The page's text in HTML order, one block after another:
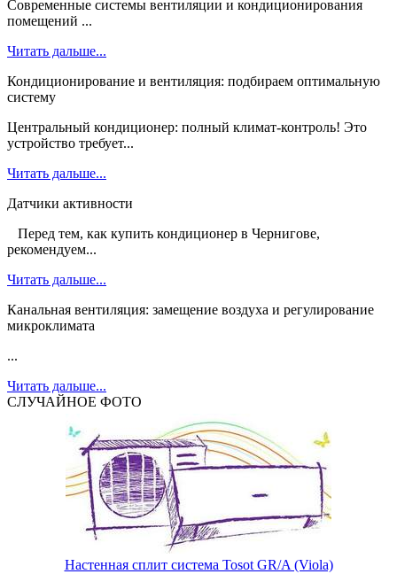
Современные системы вентиляции и кондиционирования
помещений ...
Читать дальше...
Кондиционирование и вентиляция: подбираем оптимальную
систему
Центральный кондиционер: полный климат-контроль! Это
устройство требует...
Читать дальше...
Датчики активности
Перед тем, как купить кондиционер в Чернигове,
рекомендуем...
Читать дальше...
Канальная вентиляция: замещение воздуха и регулирование
микроклимата
...
Читать дальше...
СЛУЧАЙНОЕ ФОТО
Настенная сплит система Tosot GR/A (Viola)